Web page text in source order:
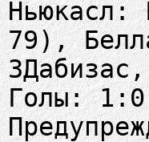
Ньюкасл:
79),
Голы: